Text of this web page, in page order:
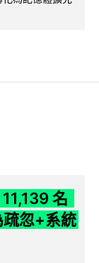
名
疏忽+系統